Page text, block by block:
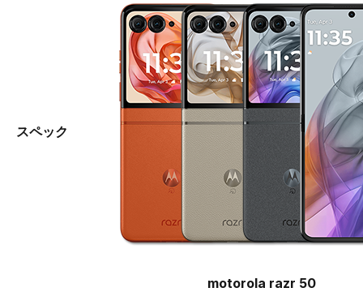
スペック
motorola razr 50